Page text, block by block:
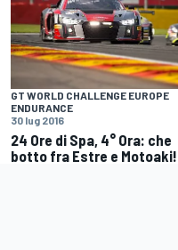
GT WORLD CHALLENGE EUROPE
ENDURANCE
30 lug 2016
24 Ore di Spa, 4° Ora: che
botto fra Estre e Motoaki!